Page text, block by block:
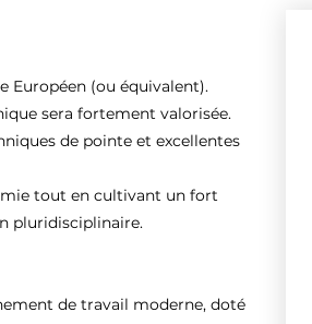
Européen (ou équivalent).
sera fortement valorisée.
de pointe et excellentes
tout en cultivant un fort
pluridisciplinaire.
de travail moderne, doté